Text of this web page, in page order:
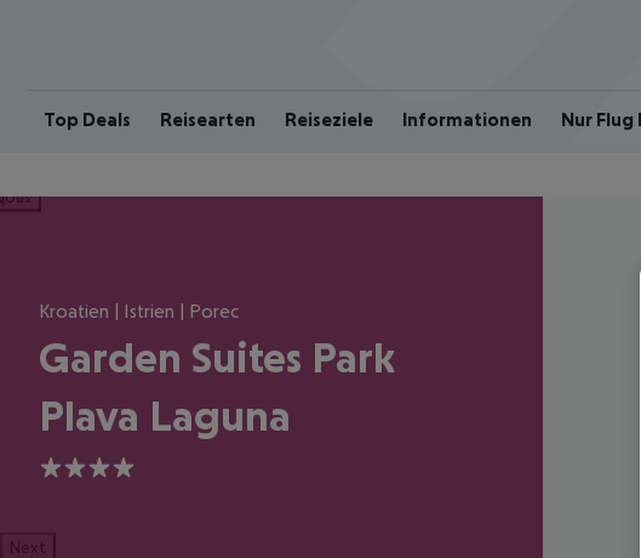
Top Deals Reisearten Reiseziele Informationen Nur Flug
Kroatien | Istrien | Porec
Garden Suites Park
Plava Laguna
4
Next